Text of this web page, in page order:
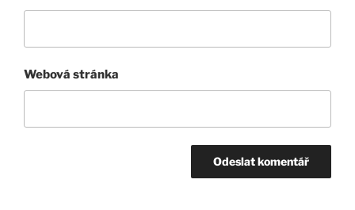
Webová stránka